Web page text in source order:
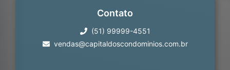
Contato
(51) 99999-4551
vendas@capitaldoscondominios.com.br